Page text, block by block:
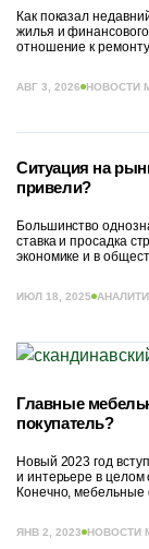
Как показал
жилья и
отношение к
АВГ 3, 2026 НОВОСТИ
Ситуация на
привели?
Большинство
ставка и просадка
экономике и в
ИЮЛ 18, 2025
Главные
покупатель?
Новый 2023 год
и интерьере в
Конечно, мебельные
ЯНВ 2, 2023 НОВОСТИ